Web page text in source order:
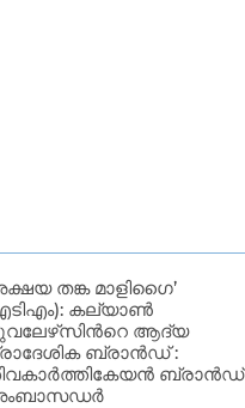
തങ്ക മാളിഗൈ’
കല്യാണ്‍
ആദ്യ
ബ്രാന്‍ഡ് :
ബ്രാന്‍ഡ്